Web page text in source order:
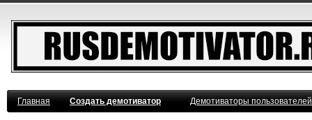
Главная Создать демотиватор Демотиваторы